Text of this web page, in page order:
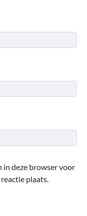
in deze browser voor
plaats.